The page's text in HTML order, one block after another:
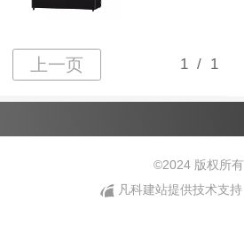
©2024 版权所有
凡科建站提供技术支持